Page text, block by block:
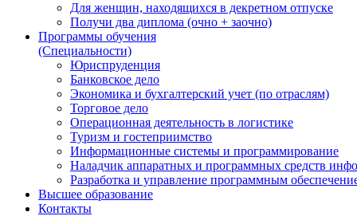
Для женщин, находящихся в декретном отпуске
Получи два диплома (очно + заочно)
Программы обучения
(Специальности)
Юриспруденция
Банковское дело
Экономика и бухгалтерский учет (по отраслям)
Торговое дело
Операционная деятельность в логистике
Туризм и гостеприимство
Информационные системы и программирование
Наладчик аппаратных и программных средств
Разработка и управление программным
Высшее образование
Контакты